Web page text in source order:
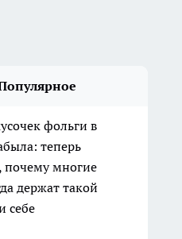
фольги в
теперь
многие
держат такой
себе